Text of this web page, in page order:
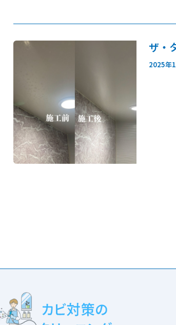
ザ・
2025年